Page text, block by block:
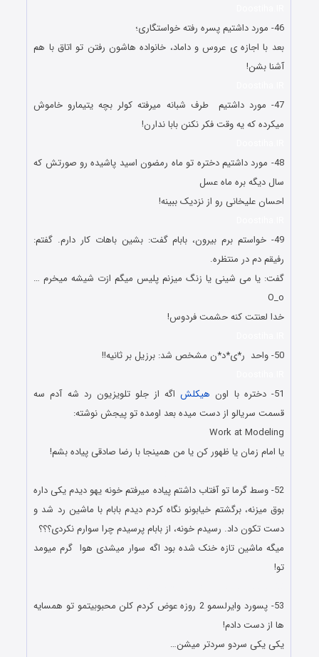
46- ﻣﻮﺭﺩ ﺩﺍﺷﺘﯿﻢ پسره رفته خواستگاری؛
بعد با اجازه ی عروس و داماد، خانواده هاشون رفتن تو اتاق با هم
آشنا بشن!
47- مورد داشتیم طرف شبانه میرفته کولر بچه یتیمارو خاموش
میکرده که یه وقت فکر نکنن بابا ندارن!
48- مورد داشتیم دختره تو ماه رمضون اسید پاشیده رو صورتش که
سال دیگه بره ماه عسل
احسان علیخانی رو از نزدیک ببینه!
49- خواستم برم بیرون، بابام گفت: بشین باهات کار دارم. گفتم:
رفیقم دم در منتظره.
گفت: یا می شینی یا زنگ میزنم پلیس میگم ازت شیشه میخرم …
O‎_o
خدا لعنتت کنه حشمت فردوس!
50- واحد ر*ی*د*ن مشخص شد: برزیل بر ثانیه!!
51- ﺩﺧﺘﺮﻩ ﺑﺎ ﺍﻭﻥ
ﻫﯿﮑﻠﺶﺍﮔﻪ ﺍﺯ ﺟﻠﻮ ﺗﻠﻮﯾﺰﯾﻮﻥ ﺭﺩ ﺷﻪ ﺁﺩﻡ ﺳﻪ
ﻗﺴﻤﺖ ﺳﺮﯾﺎﻟﻮ ﺍﺯ ﺩﺳﺖ ﻣﯿﺪﻩ ﺑﻌﺪ ﺍﻭﻣﺪﻩ تو پیجش ﻧﻮﺷﺘﻪ:
Work at Modeling
یا امام زمان یا ظهور کن یا من همینجا با رضا صادقی پیاده بشم!
52- وسط گرما تو آفتاب داشتم پیاده میرفتم خونه یهو دیدم یکی داره
بوق میزنه، برگشتم خیابونو نگاه کردم دیدم بابام با ماشین رد شد و
دست تکون داد. رسیدم خونه، از بابام پرسیدم چرا سوارم نکردی؟؟؟
میگه ماشین تازه خنک شده بود اگه سوار میشدی هوا گرم میومد
تو!
53- پسورد وایرلسمو 2 روزه عوض کردم کلن محبوبیتمو تو همسایه
ها از دست دادم!
یکی یکی سردو سردتر میشن…